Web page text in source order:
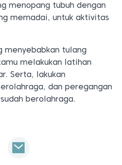
menopang tubuh dengan
memadai, untuk aktivitas
menyebabkan tulang
melakukan latihan
Serta, lakukan
dan peregangan
berolahraga.